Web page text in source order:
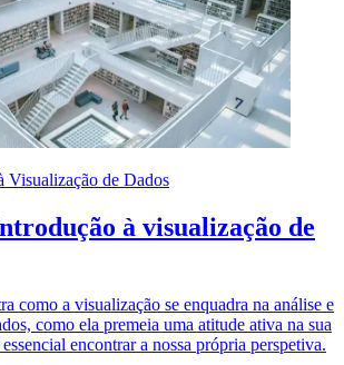
Visualização de Dados
à visualização de
como a visualização se enquadra na análise e
como ela premeia uma atitude ativa na sua
encontrar a nossa própria perspetiva.